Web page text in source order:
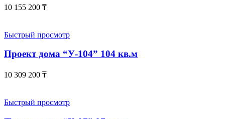
10 155 200 ₸
Быстрый просмотр
Проект дома “У-104” 104 кв.м
10 309 200 ₸
Быстрый просмотр